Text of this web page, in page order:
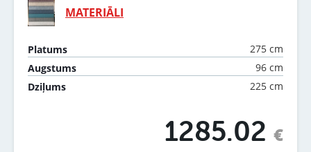
MATERIĀLI
Platums
275 cm
Augstums
96 cm
Dziļums
225 cm
1285.02 €